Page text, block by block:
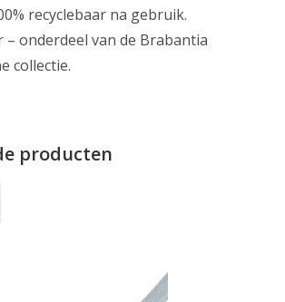
recyclebaar na gebruik.
– onderdeel van de Brabantia
collectie.
producten